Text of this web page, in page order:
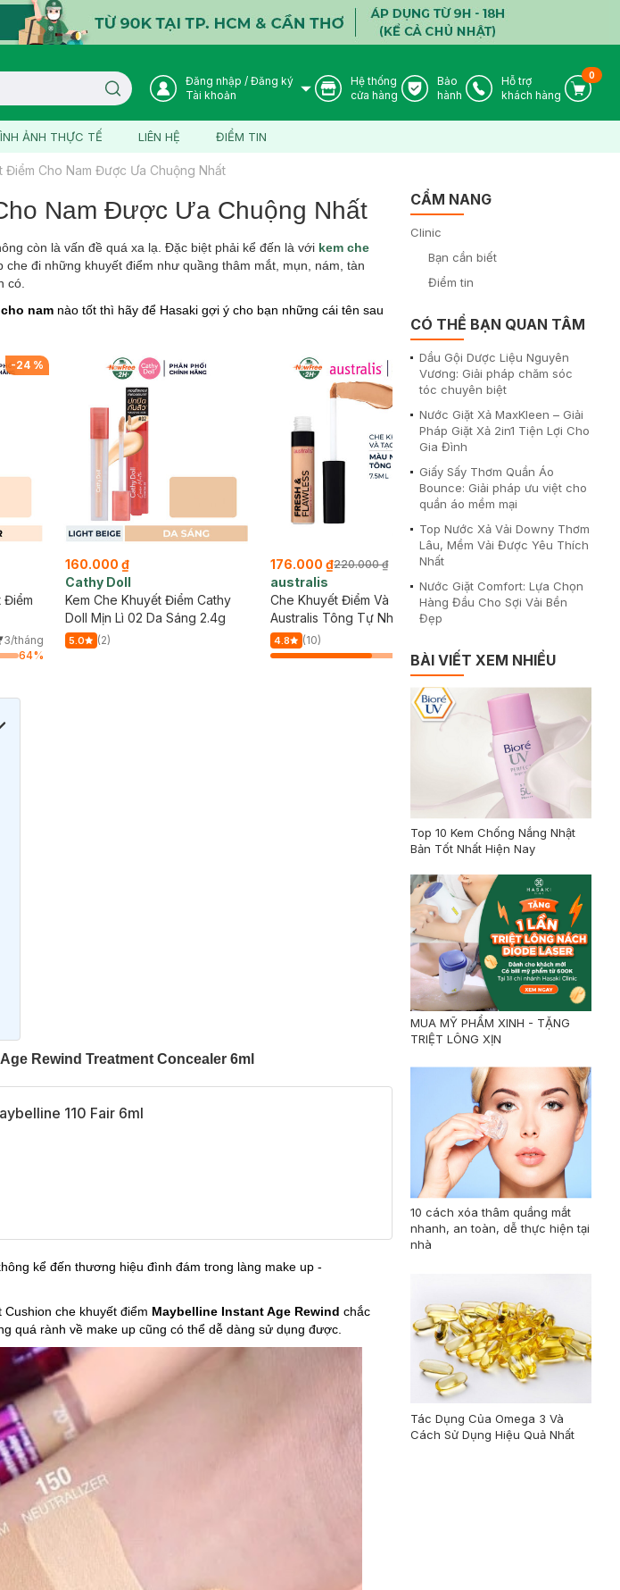
Search icon User Icon
Đăng nhập / Đăng ký
Tài khoản
Store Icon
Hệ thống
cửa hàng
Warranty Icon
Bảo
hành
Phone Icon
Hỗ trợ
khách hàng
Cart
0
ẢNH THỰC TẾ LIÊN HỆ ĐIỂM TIN
Điểm Cho Nam Được Ưa Chuộng Nhất
Nam Được Ưa Chuộng Nhất
còn là vấn đề quá xa lạ. Đặc biệt phải kể đến là với kem che
che đi những khuyết điểm như quầng thâm mắt, mụn, nám, tàn
có.
nam nào tốt thì hãy để Hasaki gợi ý cho bạn những cái tên sau
-24 %
Điểm
3/tháng
64%
160.000 ₫
Cathy Doll
Kem Che Khuyết Điểm Cathy
Doll Mịn Lì 02 Da Sáng 2.4g
5.0 (2)
-20 %
176.000 ₫220.000 ₫
australis
Che Khuyết Điểm Và Tạo Khối
Australis Tông Tự Nhiên 7.5ml
4.8
(10)
64%
L'Oreal
Kem Che Khuyết Điểm
Rewind Treatment Concealer 6ml
110 Fair 6ml
kể đến thương hiệu đình đám trong làng make up -
che khuyết điểm Maybelline Instant Age Rewind chắc
quá rành về make up cũng có thể dễ dàng sử dụng được.
CẨM NANG
Clinic
Bạn cần biết
Điểm tin
CÓ THỂ BẠN QUAN TÂM
Dầu Gội Dược Liệu Nguyên
Vương: Giải pháp chăm sóc
tóc chuyên biệt
Nước Giặt Xả MaxKleen – Giải
Pháp Giặt Xả 2in1 Tiện Lợi Cho
Gia Đình
Giấy Sấy Thơm Quần Áo
Bounce: Giải pháp ưu việt cho
quần áo mềm mại
Top Nước Xả Vải Downy Thơm
Lâu, Mềm Vải Được Yêu Thích
Nhất
Nước Giặt Comfort: Lựa Chọn
Hàng Đầu Cho Sợi Vải Bền
Đẹp
BÀI VIẾT XEM NHIỀU
Top 10 Kem Chống Nắng Nhật
Bản Tốt Nhất Hiện Nay
MUA MỸ PHẨM XINH - TẶNG
TRIỆT LÔNG XỊN
10 cách xóa thâm quầng mắt
nhanh, an toàn, dễ thực hiện tại
nhà
Tác Dụng Của Omega 3 Và
Cách Sử Dụng Hiệu Quả Nhất